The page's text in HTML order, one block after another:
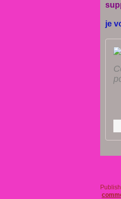
je